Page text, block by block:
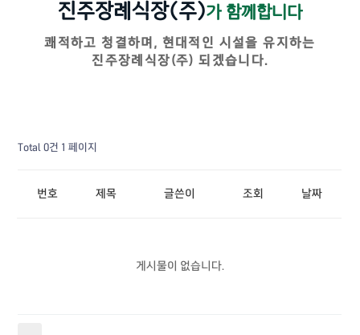
진주장례식장(주)가 함께합니다
쾌적하고 청결하며, 현대적인 시설을 유지하는
진주장례식장(주) 되겠습니다.
Total 0건 1 페이지
번호 제목 글쓴이 조회 날짜
게시물이 없습니다.